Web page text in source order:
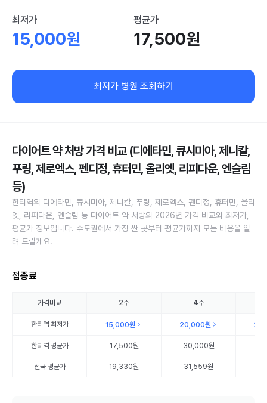
최저가
15,000원
평균가
17,500원
최저가 병원 조회하기
다이어트 약 처방 가격 비교 (디에타민, 큐시미아, 제니칼,
푸링, 제로엑스, 펜디정, 휴터민, 올리엣, 리피다운, 엔슬림
등)
한티역의 디에타민, 큐시미아, 제니칼, 푸링, 제로엑스, 펜디정, 휴터민, 올리
엣, 리피다운, 엔슬림 등 다이어트 약 처방의 2026년 가격 비교와 최저가,
평균가 정보입니다. 수도권에서 가장 싼 곳부터 평균가까지 모든 비용을 알
려 드릴게요.
접종료
가격비교 2주 4주
한티역최저가 15,000원 20,000원
한티역평균가 17,500원 30,000원
전국 평균가 19,330원 31,559원